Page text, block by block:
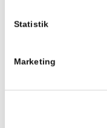
Statistik
Marketing
aktuator
produceret i Italien i
datablad og